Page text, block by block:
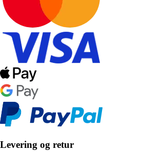
Levering og retur